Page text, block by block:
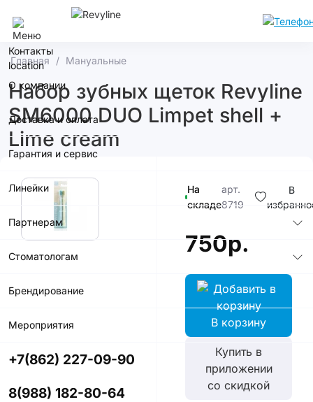
Контакты
О компании
Доставка и оплата
Гарантия и сервис
Линейки
Партнерам
Стоматологам
Брендирование
Мероприятия
+7(862) 227-09-90
8(988) 182-80-64
Главная Мануальные
Набор зубных щеток Revyline
SM6000 DUO Limpet shell +
Lime cream
На
складе
арт.
8719
В
750р.
В корзину
Купить в
приложении
со скидкой